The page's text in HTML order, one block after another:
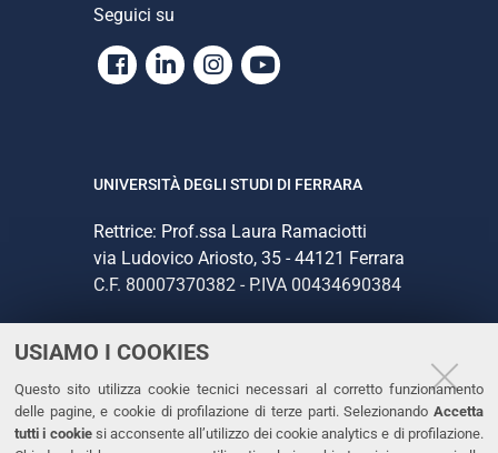
USIAMO I COOKIES
Questo sito utilizza cookie tecnici necessari al corretto funzionamento
delle pagine, e cookie di profilazione di terze parti. Selezionando Accetta
tutti i cookiesi acconsente all’utilizzo dei cookie analytics e di profilazione.
Seguici su
Facebook
LinkedinInstagram
Youtube
UNIVERSITÀ DEGLI STUDI DI FERRARA
Rettrice: Prof.ssa Laura Ramaciotti
via Ludovico Ariosto, 35 - 44121 Ferrara
C.F. 80007370382 - P.IVA 00434690384
CONTATTI
Tel. +39 0532 293111
Fax. +39 0532 293031